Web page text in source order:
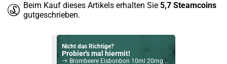
Beim Kauf dieses Artikels erhalten Sie 5,7 Steamcoins
gutgeschrieben.
Nicht das Richtige?
Probier's mal hiermit!
Brombeere Eisbonbon 10ml 20mg NicSalt Liquid by Culami